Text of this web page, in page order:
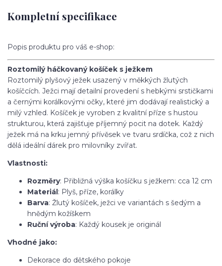
Kompletní specifikace
Popis produktu pro váš e-shop:
Roztomilý háčkovaný košíček s ježkem
Roztomilý plyšový ježek usazený v měkkých žlutých
košíčcích. Ježci mají detailní provedení s hebkými srstičkami
a černými korálkovými očky, které jim dodávají realistický a
milý vzhled. Košíček je vyroben z kvalitní příze s hustou
strukturou, která zajišťuje příjemný pocit na dotek. Každý
ježek má na krku jemný přívěsek ve tvaru srdíčka, což z nich
dělá ideální dárek pro milovníky zvířat.
Vlastnosti:
Rozměry: Přibližná výška košíčku s ježkem: cca 12 cm
Materiál: Plyš, příze, korálky
Barva: Žlutý košíček, ježci ve variantách s šedým a
hnědým kožíškem
Ruční výroba: Každý kousek je originál
Vhodné jako:
Dekorace do dětského pokoje